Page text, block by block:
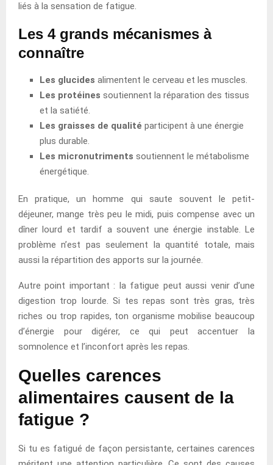
liés à la sensation de fatigue.
Les 4 grands mécanismes à
connaître
Les glucides alimentent le cerveau et les muscles.
Les protéines soutiennent la réparation des tissus
et la satiété.
Les graisses de qualité participent à une énergie
plus durable.
Les micronutriments soutiennent le métabolisme
énergétique.
En pratique, un homme qui saute souvent le petit-
déjeuner, mange très peu le midi, puis compense avec un
dîner lourd et tardif a souvent une énergie instable. Le
problème n’est pas seulement la quantité totale, mais
aussi la répartition des apports sur la journée.
Autre point important : la fatigue peut aussi venir d’une
digestion trop lourde. Si tes repas sont très gras, très
riches ou trop rapides, ton organisme mobilise beaucoup
d’énergie pour digérer, ce qui peut accentuer la
somnolence et l’inconfort après les repas.
Quelles carences
alimentaires causent de la
fatigue ?
Si tu es fatigué de façon persistante, certaines carences